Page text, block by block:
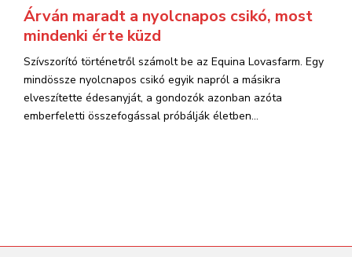
Árván maradt a nyolcnapos csikó, most
mindenki érte küzd
Szívszorító történetről számolt be az Equina Lovasfarm. Egy
mindössze nyolcnapos csikó egyik napról a másikra
elveszítette édesanyját, a gondozók azonban azóta
emberfeletti összefogással próbálják életben...